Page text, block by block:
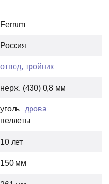
Ferrum
Россия
отвод, тройник
нерж. (430) 0,8 мм
уголь
дрова
пеллеты
10 лет
150 мм